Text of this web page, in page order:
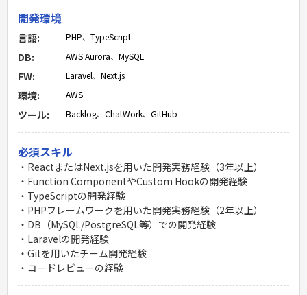
開発環境
言語: PHP、 TypeScript
DB: AWS Aurora、 MySQL
FW: Laravel、 Next.js
環境: AWS
ツール: Backlog、 ChatWork、 GitHub
必須スキル
・ReactまたはNext.jsを用いた開発実務経験（3年以上）
・Function ComponentやCustom Hookの開発経験
・TypeScriptの開発経験
・PHPフレームワークを用いた開発実務経験（2年以上）
・DB（MySQL/PostgreSQL等）での開発経験
・Laravelの開発経験
・Gitを用いたチーム開発経験
・コードレビューの経験